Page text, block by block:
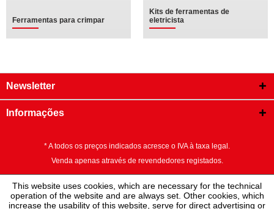
Ferramentas para crimpar
Kits de ferramentas de
eletricista
Newsletter
Informações
* A todos os preços indicados acresce o IVA à taxa legal.
Venda apenas através de revendedores registados.
This website uses cookies, which are necessary for the technical
operation of the website and are always set. Other cookies, which
increase the usability of this website, serve for direct advertising or